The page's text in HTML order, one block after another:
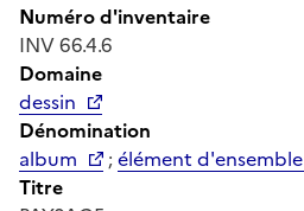
Numéro d'inventaire
INV 66.4.6
Domaine
dessin
Dénomination
album
;élément d'ensemble
Titre